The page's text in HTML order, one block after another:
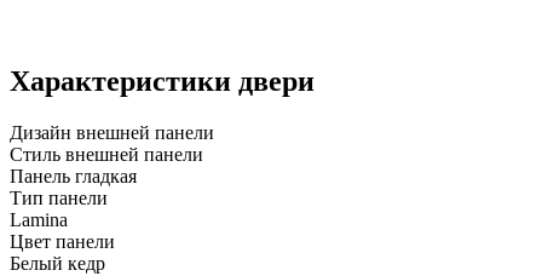
Характеристики двери
Дизайн внешней панели
Стиль внешней панели
Панель гладкая
Тип панели
Lamina
Цвет панели
Белый кедр